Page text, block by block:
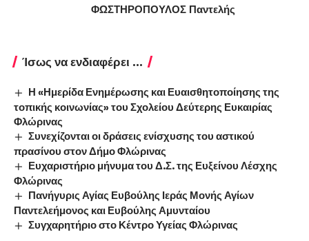
ΦΩΣΤΗΡΟΠΟΥΛΟΣ Παντελής
Ίσως να ενδιαφέρει ...
Η «Ημερίδα Ενημέρωσης και Ευαισθητοποίησης της
τοπικής κοινωνίας» του Σχολείου Δεύτερης Ευκαιρίας
Φλώρινας
Συνεχίζονται οι δράσεις ενίσχυσης του αστικού
πρασίνου στον Δήμο Φλώρινας
Ευχαριστήριο μήνυμα του Δ.Σ. της Ευξείνου Λέσχης
Φλώρινας
Πανήγυρις Αγίας Ευβούλης Ιεράς Μονής Αγίων
Παντελεήμονος και Ευβούλης Αμυνταίου
Συγχαρητήριο στο Κέντρο Υγείας Φλώρινας